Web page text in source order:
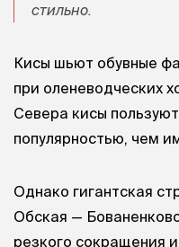
стильно.
Кисы шьют обувные
при оленеводческих
Севера кисы
популярностью, чем
Однако гигантская
Обская —
резкого сокращения